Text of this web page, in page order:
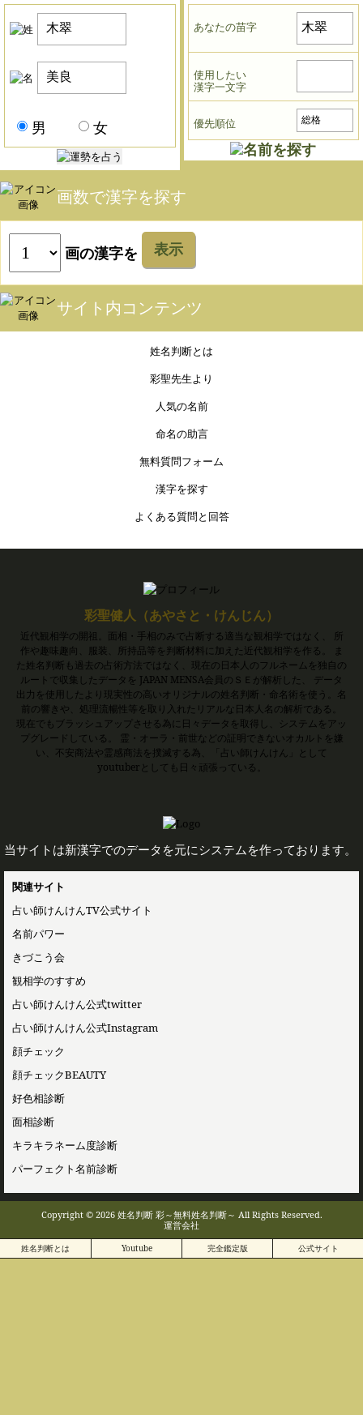
男 女
あなたの苗字
使用したい
漢字一文字
優先順位
画数で漢字を探す
画の漢字を 表示
サイト内コンテンツ
姓名判断とは
彩聖先生より
人気の名前
命名の助言
無料質問フォーム
漢字を探す
よくある質問と回答
彩聖健人（あやさと・けんじん）
近代観相学の開祖。面相・手相のみで占断する適当な観相学ではなく、 所
作や趣味趣向、服装、所持品等を判断材料に加えた近代観相学を作る。 ま
た姓名判断も過去の占術方法ではなく、現在の日本人のフルネームを独自の
ルートで収集したデータを JAPAN MENSA会員のＳＥが解析した、 データ
出力を使用したより現実性の高いオリジナルの姓名判断・命名術を使う。名
前の響きや、処理流暢性等を取り入れたリアルな日本人名の解析である。
現在でもブラッシュアップさせる為に日々データを取得し、システムをアッ
プグレードしている。 霊・オーラ・前世などの証明できないオカルトを嫌
い、不安商法や霊感商法を撲滅する為、「占い師けんけん」として
youtuberとしても日々頑張っている。
当サイトは新漢字でのデータを元にシステムを作っております。
関連サイト
占い師けんけんTV公式サイト
名前パワー
きづこう会
観相学のすすめ
占い師けんけん公式twitter
占い師けんけん公式Instagram
顔チェック
顔チェックBEAUTY
好色相診断
面相診断
キラキラネーム度診断
パーフェクト名前診断
Copyright © 2026 姓名判断 彩～無料姓名判断～ All Rights Reserved.
運営会社
姓名判断とは Youtube 完全鑑定版 公式サイト